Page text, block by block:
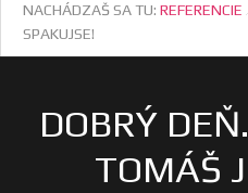
NACHÁDZAŠ SA TU: REFERENCIE
SPAKUJSE!
DOBRÝ
TOMÁŠ